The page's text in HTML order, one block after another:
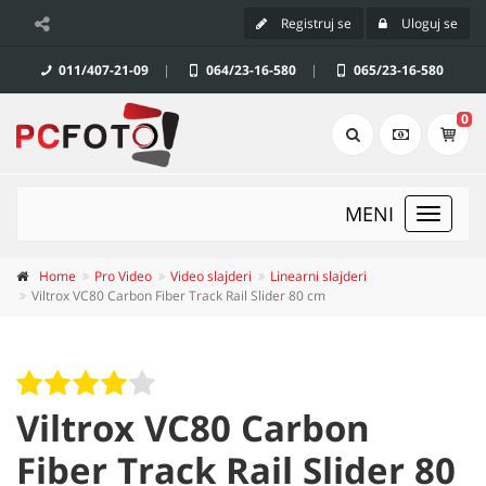
Registruj se Uloguj se
011/407-21-09 | 064/23-16-580 | 065/23-16-580
0
Toggle
MENI
Home Pro Video Video slajderi
Linearni slajderi
Viltrox VC80 Carbon Fiber Track Rail Slider 80 cm
Viltrox VC80 Carbon
Fiber Track Rail Slider 80